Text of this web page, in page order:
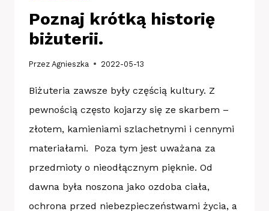
Poznaj krótką historię
biżuterii.
Przez Agnieszka 2022-05-13
Biżuteria zawsze były częścią kultury. Z
pewnością często kojarzy się ze skarbem –
złotem, kamieniami szlachetnymi i cennymi
materiałami. Poza tym jest uważana za
przedmioty o nieodłącznym pięknie. Od
dawna była noszona jako ozdoba ciała,
ochrona przed niebezpieczeństwami życia, a